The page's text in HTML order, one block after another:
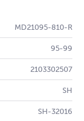
MD21095-810-R
95-99
2103302507
SH
SH-32016